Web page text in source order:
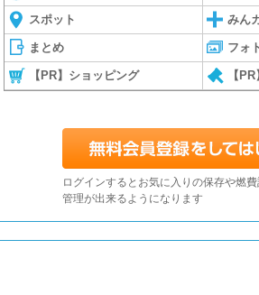
スポット みん
まとめ フォ
【PR】ショッピング 【
ログインするとお気に入りの保存や燃
管理が出来るようになります